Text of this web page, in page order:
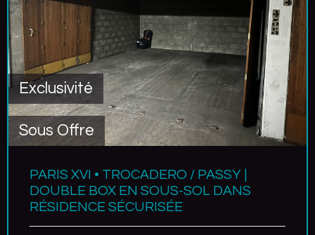
Sous Offre
Exclusivité
PARIS XVI • TROCADERO / PASSY |
DOUBLE BOX EN SOUS-SOL DANS
RÉSIDENCE SÉCURISÉE